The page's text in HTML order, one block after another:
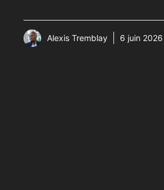
Alexis Tremblay 6 juin 2026